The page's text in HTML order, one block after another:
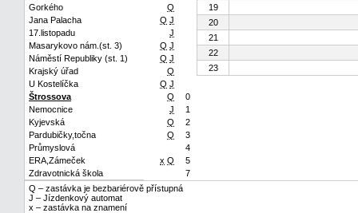
Gorkého
Q
Jana Palacha
Q J
17.listopadu
J
Masarykovo nám.(st. 3)
Q J
Náměstí Republiky (st. 1)
Q J
Krajský úřad
Q
U Kostelíčka
Q J
Štrossova
Q
0
Nemocnice
J
1
Kyjevská
Q
2
Pardubičky,točna
Q
3
Průmyslová
4
ERA,Zámeček
x Q
5
Zdravotnická škola
7
19
20
21
22
23
Q – zastávka je bezbariérově přístupná
J – Jízdenkový automat
x – zastávka na znamení